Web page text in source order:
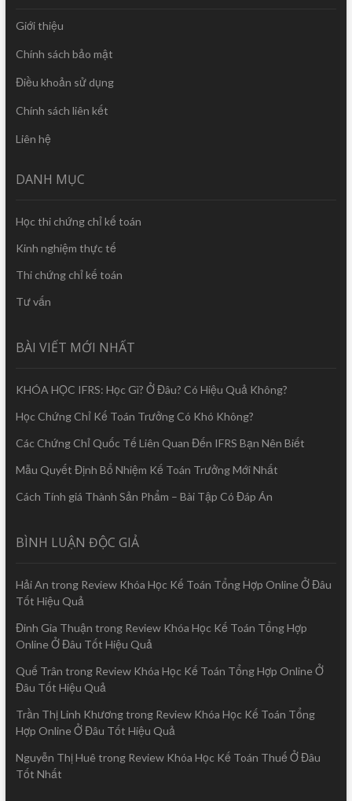
Giới thiệu
Chính sách bảo mật
Điều khoản sử dụng
Chính sách liên kết
Liên hệ
DANH MỤC
Học thi chứng chỉ kế toán
Kinh nghiệm thực tế
Thi chứng chỉ kế toán
Tư vấn
BÀI VIẾT MỚI NHẤT
KHÓA HỌC IFRS: Học Gì? Ở Đâu? Có Hiệu Quả Không?
Học Chứng Chỉ Kế Toán Trưởng Có Khó Không?
Các Chứng Chỉ Quốc Tế Liên Quan Đến IFRS Bạn Nên Biết
Mẫu Quyết Định Bổ Nhiệm Kế Toán Trưởng Mới Nhất
Cách Tính giá Thành Sản Phẩm – Bài Tập Có Đáp Án
BÌNH LUẬN ĐỘC GIẢ
Hải An trong Review Khóa Học Kế Toán Tổng Hợp Online Ở Đâu
Tốt Hiệu Quả
Đinh Gia Thuận trong Review Khóa Học Kế Toán Tổng Hợp
Online Ở Đâu Tốt Hiệu Quả
Quế Trân trong Review Khóa Học Kế Toán Tổng Hợp Online Ở
Đâu Tốt Hiệu Quả
Trần Thị Linh Khươngtrong Review Khóa Học Kế Toán Tổng
Hợp Online Ở Đâu Tốt Hiệu Quả
Nguyễn Thị Huêtrong Review Khóa Học Kế Toán Thuế Ở Đâu
Tốt Nhất